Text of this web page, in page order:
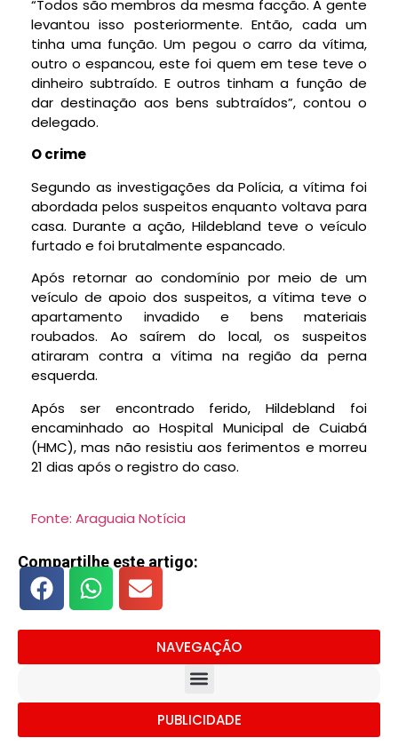
“Todos são membros da mesma facção. A gente
levantou isso posteriormente. Então, cada um
tinha uma função. Um pegou o carro da vítima,
outro o espancou, este foi quem em tese teve o
dinheiro subtraído. E outros tinham a função de
dar destinação aos bens subtraídos”, contou o
delegado.
O crime
Segundo as investigações da Polícia, a vítima foi
abordada pelos suspeitos enquanto voltava para
casa. Durante a ação, Hildebland teve o veículo
furtado e foi brutalmente espancado.
Após retornar ao condomínio por meio de um
veículo de apoio dos suspeitos, a vítima teve o
apartamento invadido e bens materiais
roubados. Ao saírem do local, os suspeitos
atiraram contra a vítima na região da perna
esquerda.
Após ser encontrado ferido, Hildebland foi
encaminhado ao Hospital Municipal de Cuiabá
(HMC), mas não resistiu aos ferimentos e morreu
21 dias após o registro do caso.
Fonte: Araguaia Notícia
Compartilhe este artigo:
NAVEGAÇÃO
PUBLICIDADE